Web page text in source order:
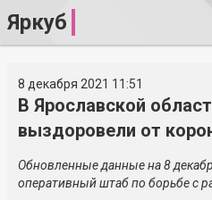
Яркуб
8 декабря 2021 11:51
В Ярославской
выздоровели от
Обновленные данные на 8
оперативный штаб по борьбе с